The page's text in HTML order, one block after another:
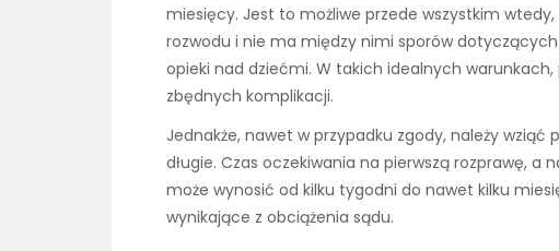
miesięcy. Jest to możliwe przede wszystkim
rozwodu i nie ma między nimi sporów
opieki nad dziećmi. W takich idealnych
zbędnych komplikacji.
Jednakże, nawet w przypadku zgody, należy
długie. Czas oczekiwania na pierwszą rozprawę,
może wynosić od kilku tygodni do nawet kilku
wynikające z obciążenia sądu.